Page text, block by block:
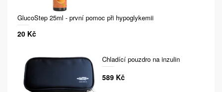
GlucoStep 25ml - první pomoc při hypoglykemii
20 Kč
Chladící pouzdro na inzulin
589 Kč